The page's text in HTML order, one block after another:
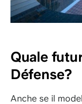
Quale
Défense?
Anche se il